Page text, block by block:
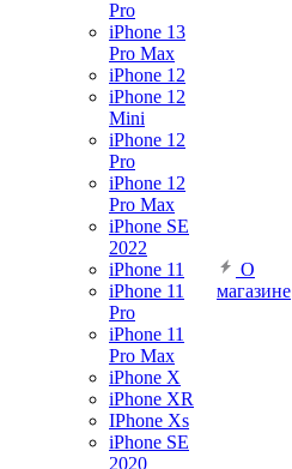
Pro
iPhone 13
Pro Max
iPhone 12
iPhone 12
Mini
iPhone 12
Pro
iPhone 12
Pro Max
iPhone SE
2022
iPhone 11
iPhone 11
Pro
iPhone 11
Pro Max
iPhone X
iPhone XR
IPhone Xs
iPhone SE
2020
О
магазине